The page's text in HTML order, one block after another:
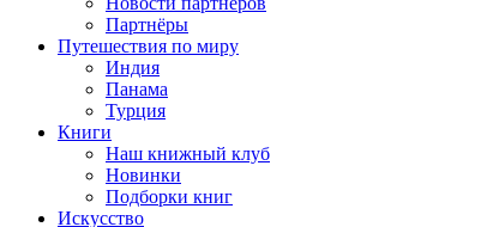
Партнёры
Путешествия по миру
Индия
Панама
Турция
Книги
Наш книжный клуб
Новинки
Подборки книг
Искусство